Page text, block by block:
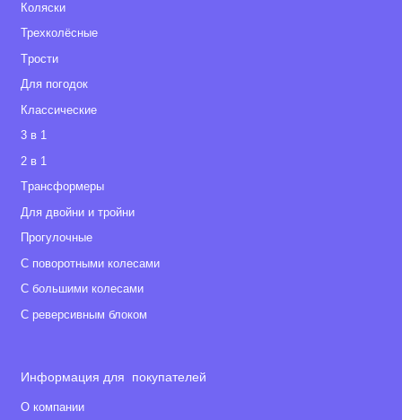
Коляски
Трехколёсные
Tрости
Для погодок
Классические
3 в 1
2 в 1
Tрансформеры
Для двойни и тройни
Прогулочные
С поворотными колесами
С большими колесами
С реверсивным блоком
Информация для покупателей
О компании